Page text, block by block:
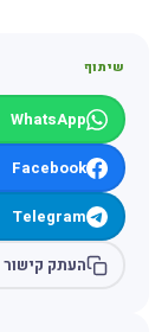
שיתוף
WhatsApp
Facebook
Telegram
העתק קישור